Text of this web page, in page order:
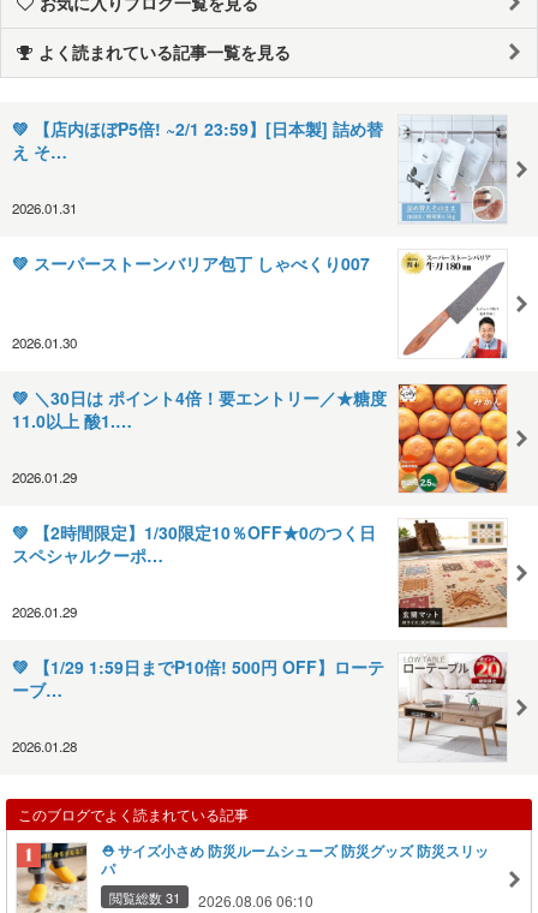
よく読まれている記事一覧を見る
💚 【店内ほぼP5倍! ~2/1 23:59】[日本製] 詰め替
え そ…
2026.01.31
💚 スーパーストーンバリア包丁 しゃべくり007
2026.01.30
💚 ＼30日は ポイント4倍！要エントリー／★糖度
11.0以上 酸1.…
2026.01.29
💚 【2時間限定】1/30限定10％OFF★0のつく日
スペシャルクーポ…
2026.01.29
💚 【1/29 1:59日までP10倍! 500円 OFF】ローテ
ーブ…
2026.01.28
このブログでよく読まれている記事
⛑️ サイズ小さめ 防災ルームシューズ 防災グッズ 防災スリッ
パ
閲覧総数 31 2026.08.06 06:10